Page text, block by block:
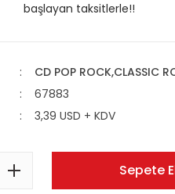
başlayan taksitlerle!!
CD POP ROCK,CLASSIC
67883
3,39 USD + KDV
Sepete